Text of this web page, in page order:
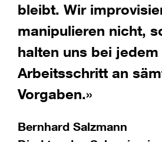
bleibt. Wir
manipulieren nicht,
halten uns bei jedem
Arbeitsschritt an
Vorgaben.»
Bernhard Salzmann